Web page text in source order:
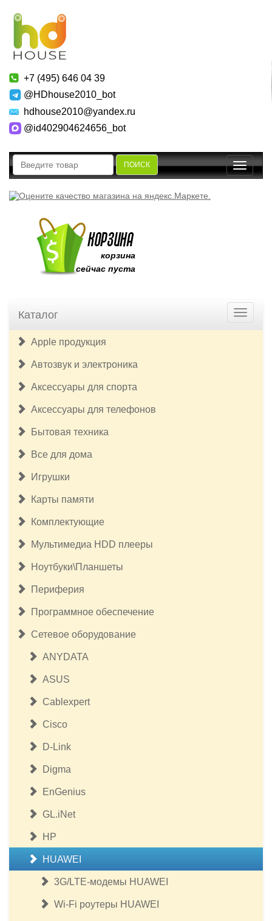
+7 (495) 646 04 39
@HDhouse2010_bot
hdhouse2010@yandex.ru
@id402904624656_bot
ПОИСК
Toggle
корзина
сейчас пуста
Каталог
Apple продукция
Автозвук и электроника
Аксессуары для спорта
Аксессуары для телефонов
Бытовая техника
Все для дома
Игрушки
Карты памяти
Комплектующие
Мультимедиа HDD плееры
Ноутбуки\Планшеты
Периферия
Программное обеспечение
Сетевое оборудование
ANYDATA
ASUS
Cablexpert
Cisco
D-Link
Digma
EnGenius
GL.iNet
HP
HUAWEI
3G/LTE-модемы HUAWEI
Wi-Fi роутеры HUAWEI